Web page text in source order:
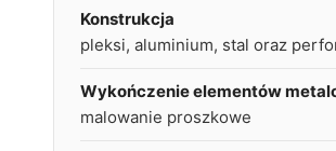
Konstrukcja
pleksi, aluminium, stal oraz
Wykończenie elementów
malowanie proszkowe